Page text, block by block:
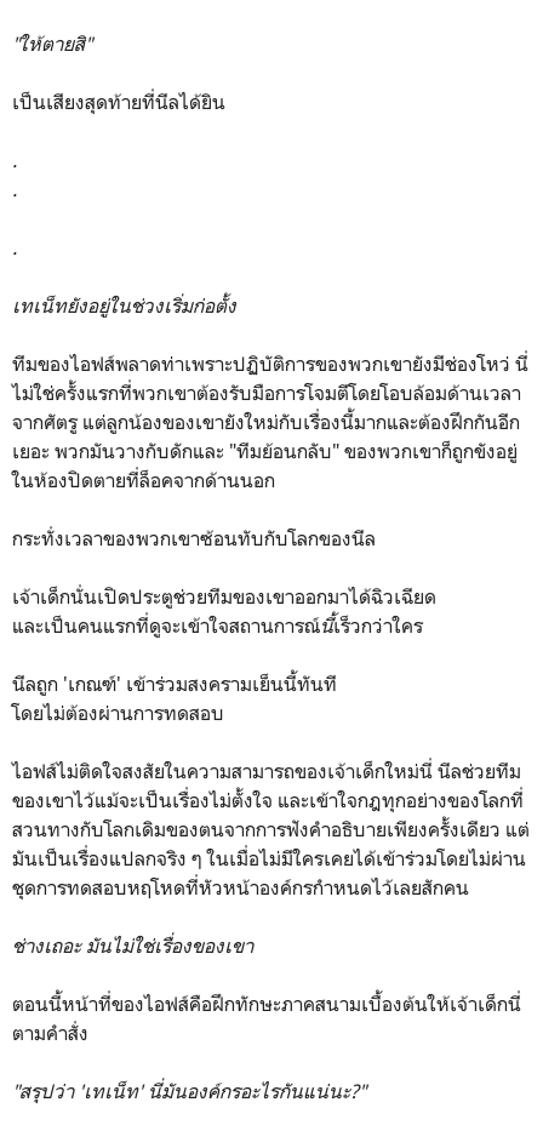
"ให้ตายสิ"
เป็นเสียงสุดท้ายที่นีลได้ยิน
.
.
.
เทเน็ทยังอยู่ในช่วงเริ่มก่อตั้ง
ทีมของไอฟส์พลาดท่าเพราะปฏิบัติการของพวกเขายังมีช่องโหว่ นี่
ไม่ใช่ครั้งแรกที่พวกเขาต้องรับมือการโจมตีโดยโอบล้อมด้านเวลา
จากศัตรู แต่ลูกน้องของเขายังใหม่กับเรื่องนี้มากและต้องฝึกกันอีก
เยอะ พวกมันวางกับดักและ "ทีมย้อนกลับ" ของพวกเขาก็ถูกขังอยู่
ในห้องปิดตายที่ล็อคจากด้านนอก
กระทั่งเวลาของพวกเขาซ้อนทับกับโลกของนีล
เจ้าเด็กนั่นเปิดประตูช่วยทีมของเขาออกมาได้ฉิวเฉียด
และเป็นคนแรกที่ดูจะเข้าใจสถานการณ์นี้เร็วกว่าใคร
นีลถูก 'เกณฑ์' เข้าร่วมสงครามเย็นนี้ทันที
โดยไม่ต้องผ่านการทดสอบ
ไอฟส์ไม่ติดใจสงสัยในความสามารถของเจ้าเด็กใหม่นี่ นีลช่วยทีม
ของเขาไว้แม้จะเป็นเรื่องไม่ตั้งใจ และเข้าใจกฎทุกอย่างของโลกที่
สวนทางกับโลกเดิมของตนจากการฟังคำอธิบายเพียงครั้งเดียว แต่
มันเป็นเรื่องแปลกจริง ๆ ในเมื่อไม่มีใครเคยได้เข้าร่วมโดยไม่ผ่าน
ชุดการทดสอบหฤโหดที่หัวหน้าองค์กรกำหนดไว้เลยสักคน
ช่างเถอะ มันไม่ใช่เรื่องของเขา
ตอนนี้หน้าที่ของไอฟส์คือฝึกทักษะภาคสนามเบื้องต้นให้เจ้าเด็กนี่
ตามคำสั่ง
"สรุปว่า 'เทเน็ท' นี่มันองค์กรอะไรกันแน่นะ?"